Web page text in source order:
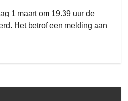
1 maart om 19.39 uur de
Het betrof een melding aan